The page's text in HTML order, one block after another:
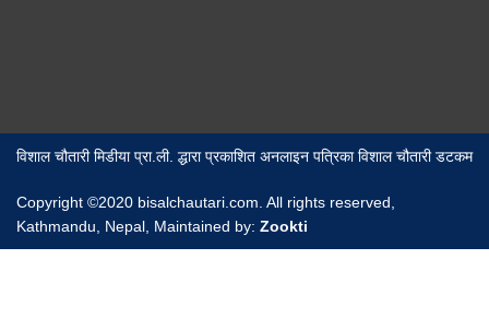
विशाल चौतारी मिडीया प्रा.ली. द्धारा प्रकाशित अनलाइन पत्रिका विशाल चौतारी डटकम
Copyright ©2020 bisalchautari.com. All rights reserved,
Kathmandu, Nepal, Maintained by: Zookti